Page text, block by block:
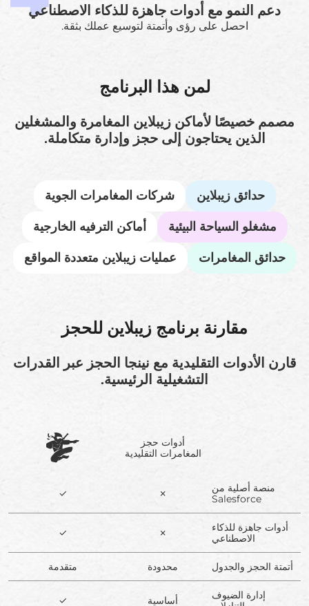
دعم النمو مع أدوات جاهزة للذكاء الاصطناعي
احصل على رؤى وأتمتة لتوسيع عملك بثقة.
لمن هذا البرنامج
مصمم خصيصًا لأماكن زيبلاين المغامرة والمشغلين
الذين يحتاجون إلى حجز وإدارة متكاملة.
حدائق زيبلاين
شركات المغامرات الجوية
مشغلو السياحة البيئية
أماكن الترفيه الخارجية
حدائق المغامرات
عمليات زيبلاين متعددة المواقع
مقارنة برنامج زيبلاين للحجز
قارن الأدوات التقليدية مع نينجا الحجز عبر القدرات
التشغيلية الرئيسية.
أدوات حجز
المغامرات التقليدية
منصة أصلية من
Salesforce
أدوات جاهزة للذكاء
الاصطناعي
أتمتة الحجز والجدول محدودة متقدمة
إدارة الضيوف
أساسية